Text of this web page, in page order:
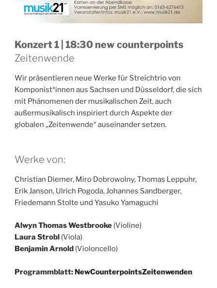
Konzert 1 | 18:30 new counterpoints
Zeitenwende
Wir präsentieren neue Werke für Streichtrio von
Komponist*innen aus Sachsen und Düsseldorf, die sich
mit Phänomenen der musikalischen Zeit, auch
außermusikalisch inspiriert durch Aspekte der
globalen „Zeitenwende“ auseinander setzen.
Werke von:
Christian Diemer, Miro Dobrowolny, Thomas Leppuhr,
Erik Janson, Ulrich Pogoda, Johannes Sandberger,
Friedemann Stolte und Yasuko Yamaguchi
Alwyn Thomas Westbrooke (Violine)
Laura Strobl (Viola)
Benjamin Arnold (Violoncello)
Programmblatt: NewCounterpointsZeitenwenden